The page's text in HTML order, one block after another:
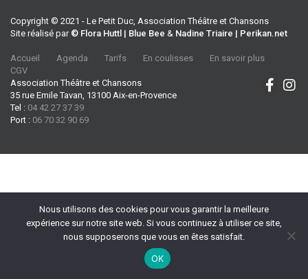
Copyright © 2021 - Le Petit Duc, Association Théâtre et Chansons
Site réalisé par © Flora Huttl | Blue Bee & Nadine Triaire | Perikan.net
Accueil Agenda Tarifs En coulisses
En savoir plus
CGV
Association Théâtre et Chansons
35 rue Emile Tavan, 13100 Aix-en-Provence
Tel : 04 42 27 37 39
Port : 06 70 32 90 69
Nous utilisons des cookies pour vous garantir la meilleure
expérience sur notre site web. Si vous continuez à utiliser ce site,
nous supposerons que vous en êtes satisfait.
OK